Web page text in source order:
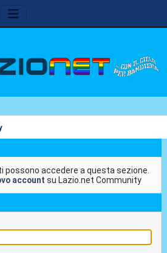
possono accedere a questa sezione.
account su Lazio.net Community